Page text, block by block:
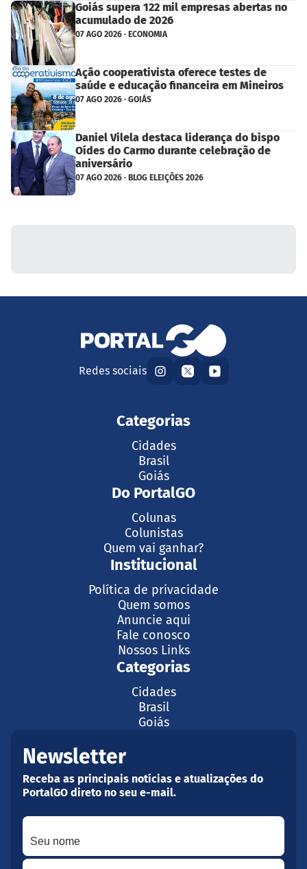
Goiás supera 122 mil empresas abertas no
acumulado de 2026
07 AGO 2026 · ECONOMIA
Ação cooperativista oferece testes de
saúde e educação financeira em Mineiros
07 AGO 2026 · GOIÁS
Daniel Vilela destaca liderança do bispo
Oídes do Carmo durante celebração de
aniversário
07 AGO 2026 · BLOG ELEIÇÕES 2026
Redes sociais
Categorias
Cidades
Brasil
Goiás
Do PortalGO
Colunas
Colunistas
Quem vai ganhar?
Institucional
Política de privacidade
Quem somos
Anuncie aqui
Fale conosco
Nossos Links
Categorias
Cidades
Brasil
Goiás
Newsletter
Receba as principais notícias e atualizações do
PortalGO direto no seu e-mail.
Seu nome
Seu melhor e-mail